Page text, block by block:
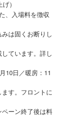
）
、入場料を徴収
は固くお断りし
ています。詳し
10日／暖房：11
す。フロントに
ペーン終了後は料